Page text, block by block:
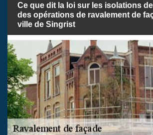
Ce que dit la loi sur les isolations
des opérations de ravalement de
ville de Singrist